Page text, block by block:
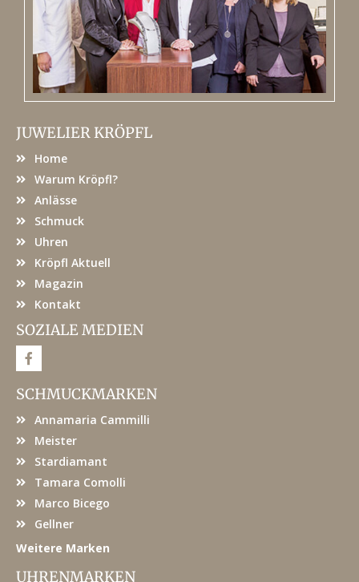
JUWELIER KRÖPFL
Home
Warum Kröpfl?
Anlässe
Schmuck
Uhren
Kröpfl Aktuell
Magazin
Kontakt
SOZIALE MEDIEN
F
a
e
b
o
SCHMUCKMARKEN
Annamaria Cammilli
Meister
Stardiamant
Tamara Comolli
Marco Bicego
Gellner
Weitere Marken
UHRENMARKEN